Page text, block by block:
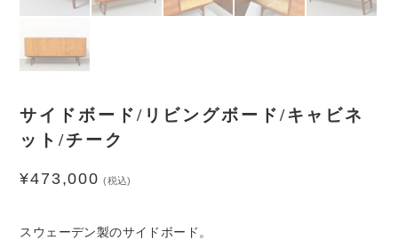
サイドボード/リビングボード/キャビネ
ット/チーク
¥473,000 (税込)
スウェーデン製のサイドボード。